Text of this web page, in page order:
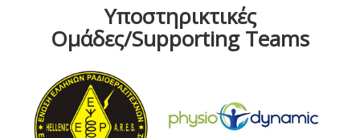
Υποστηρικτικές
Ομάδες/Supporting Teams